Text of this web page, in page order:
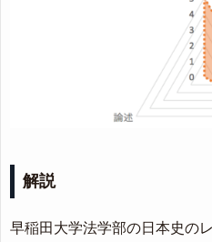
解説
早稲田大学法学部の日本史の